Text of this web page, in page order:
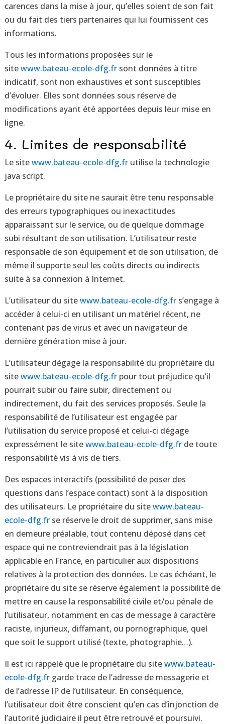
carences dans la mise à jour, qu’elles soient de son fait
ou du fait des tiers partenaires qui lui fournissent ces
informations.
Tous les informations proposées sur le
sitewww.bateau-ecole-dfg.fr sont données à titre
indicatif, sont non exhaustives et sont susceptibles
d’évoluer. Elles sont données sous réserve de
modifications ayant été apportées depuis leur mise en
ligne.
4. Limites de responsabilité
Le sitewww.bateau-ecole-dfg.fr utilise la technologie
java script.
Le propriétaire du site ne saurait être tenu responsable
des erreurs typographiques ou inexactitudes
apparaissant sur le service, ou de quelque dommage
subi résultant de son utilisation. L’utilisateur reste
responsable de son équipement et de son utilisation, de
même il supporte seul les coûts directs ou indirects
suite à sa connexion à Internet.
L’utilisateur du sitewww.bateau-ecole-dfg.fr s’engage à
accéder à celui-ci en utilisant un matériel récent, ne
contenant pas de virus et avec un navigateur de
dernière génération mise à jour.
L’utilisateur dégage la responsabilité du propriétaire du
sitewww.bateau-ecole-dfg.fr pour tout préjudice qu’il
pourrait subir ou faire subir, directement ou
indirectement, du fait des services proposés. Seule la
responsabilité de l’utilisateur est engagée par
l’utilisation du service proposé et celui-ci dégage
expressément le sitewww.bateau-ecole-dfg.fr de toute
responsabilité vis à vis de tiers.
Des espaces interactifs (possibilité de poser des
questions dans l’espace contact) sont à la disposition
des utilisateurs. Le propriétaire du sitewww.bateau-
ecole-dfg.fr se réserve le droit de supprimer, sans mise
en demeure préalable, tout contenu déposé dans cet
espace qui ne contreviendrait pas à la législation
applicable en France, en particulier aux dispositions
relatives à la protection des données. Le cas échéant, le
propriétaire du site se réserve également la possibilité de
mettre en cause la responsabilité civile et/ou pénale de
l’utilisateur, notamment en cas de message à caractère
raciste, injurieux, diffamant, ou pornographique, quel
que soit le support utilisé (texte, photographie…).
Il est ici rappelé que le propriétaire du sitewww.bateau-
ecole-dfg.fr garde trace de l’adresse de messagerie et
de l’adresse IP de l’utilisateur. En conséquence,
l’utilisateur doit être conscient qu’en cas d’injonction de
l’autorité judiciaire il peut être retrouvé et poursuivi.